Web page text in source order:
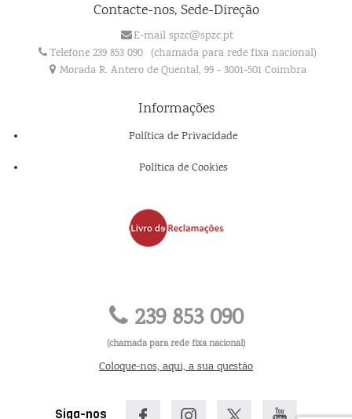
Contacte-nos, Sede-Direção
E-mail spzc@spzc.pt
Telefone 239 853 090 (chamada para rede fixa nacional)
Morada R. Antero de Quental, 99 - 3001-501 Coimbra
Informações
Política de Privacidade
Política de Cookies
239 853 090
(chamada para rede fixa nacional)
Coloque-nos, aqui, a sua questão
Siga-nos